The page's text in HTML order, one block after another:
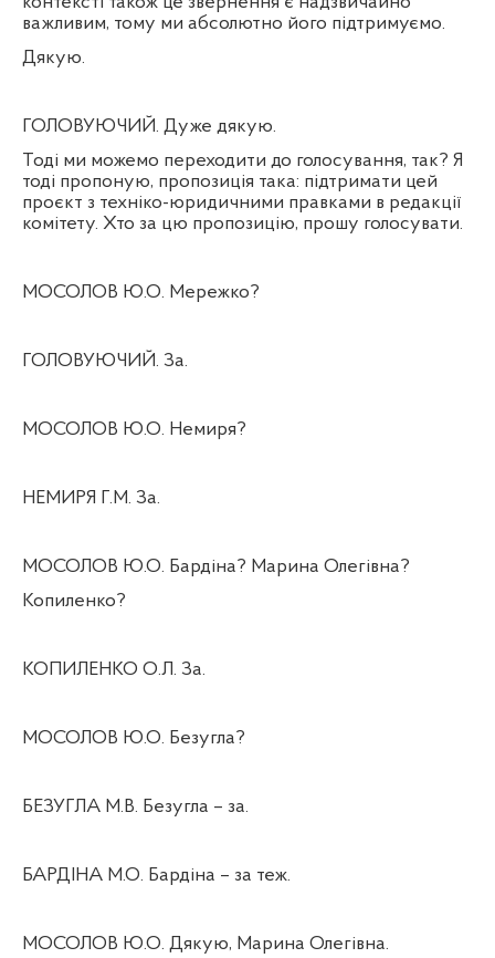
важливим, тому ми абсолютно його підтримуємо.
Дякую.
ГОЛОВУЮЧИЙ. Дуже дякую.
Тоді ми можемо переходити до голосування, так? Я
тоді пропоную, пропозиція така: підтримати цей
проєкт з техніко-юридичними правками в редакції
комітету. Хто за цю пропозицію, прошу голосувати.
МОСОЛОВ Ю.О. Мережко?
ГОЛОВУЮЧИЙ. За.
МОСОЛОВ Ю.О. Немиря?
НЕМИРЯ Г.М. За.
МОСОЛОВ Ю.О. Бардіна? Марина Олегівна?
Копиленко?
КОПИЛЕНКО О.Л. За.
МОСОЛОВ Ю.О. Безугла?
БЕЗУГЛА М.В. Безугла – за.
БАРДІНА М.О. Бардіна – за теж.
МОСОЛОВ Ю.О. Дякую, Марина Олегівна.